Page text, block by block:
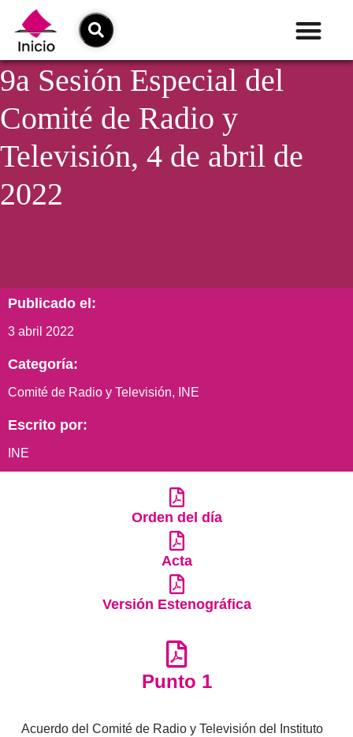
9a Sesión Especial del
Comité de Radio y
Televisión, 4 de abril de
2022
Publicado el:
3 abril 2022
Categoría:
Comité de Radio y Televisión, INE
Escrito por:
INE
Orden del día
Acta
Versión Estenográfica
Punto 1
Acuerdo del Comité de Radio y Televisión del Instituto